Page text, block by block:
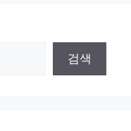
검색